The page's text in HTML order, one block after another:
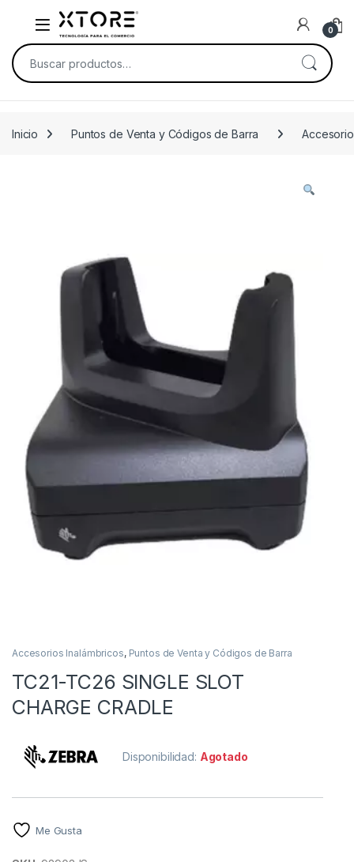
Skip to navigation
Skip to content
0
Buscar por:
Inicio Puntos de Venta y Códigos de Barra
Accesorios Inalámbricos, Puntos de Venta y Códigos de Barra
TC21-TC26 SINGLE SLOT
CHARGE CRADLE
Disponibilidad: Agotado
Me Gusta